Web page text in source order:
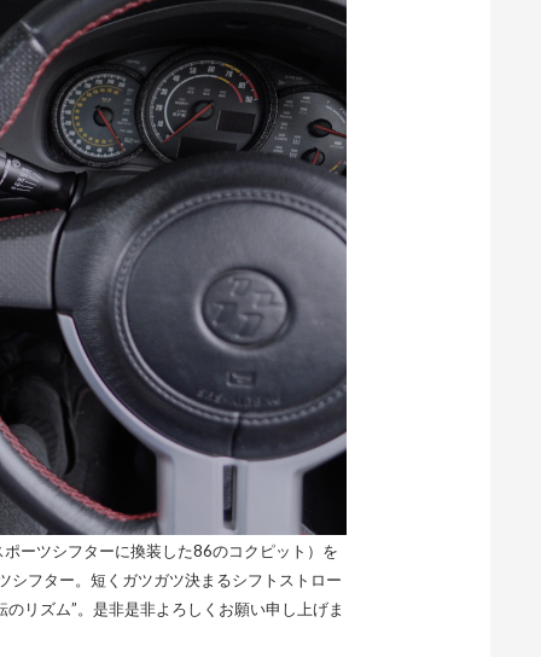
ーツシフターに換装した86のコクピット）を
フター。短くガツガツ決まるシフトストロー
リズム”。是非是非よろしくお願い申し上げま